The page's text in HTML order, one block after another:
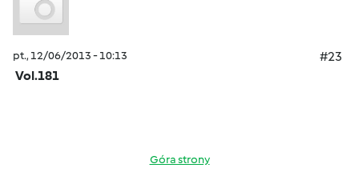
pt., 12/06/2013 - 10:13
#23
Vol.181
Góra strony